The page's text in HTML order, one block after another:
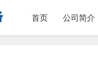
首页 公司简介